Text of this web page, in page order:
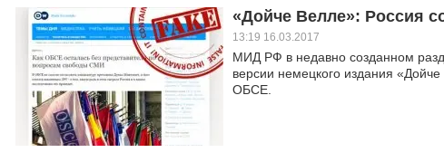
«Дойче Велле»: Россия
13:19 16.03.2017
МИД РФ в недавно созданном
версии немецкого издания
ОБСЕ.